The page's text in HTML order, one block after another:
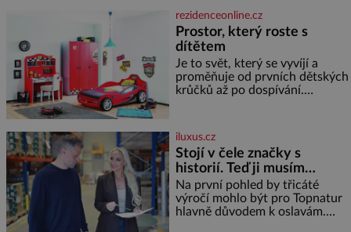
jméno kolegy z práce. Nebo
marně v paměti lovíte název
knížky, kterou jste nedávno
přečetli. Je to opravdu tak, s
věkem jako kdyby se paměť
rozhodla stávkovat. Cvičte
rezidenceonline.cz
Prostor, který roste s
dítětem
Je to svět, který se vyvíjí a
proměňuje od prvních dětských
krůčků až po dospívání.
soustředění i odpočinek a
reaguje na každou etapu života
a specifické potřeby dítěte. Pro
nejmenší je klíčová
jednoduchost, měkkost a
bezpečí, proto by pokoj
miminka měl působit především
iluxus.cz
Stojí v čele značky s
historií. Teď ji musím
připravit na dalších třicet
let
Na první pohled by třicáté
výročí mohlo být pro Topnatur
hlavně důvodem k oslavám.